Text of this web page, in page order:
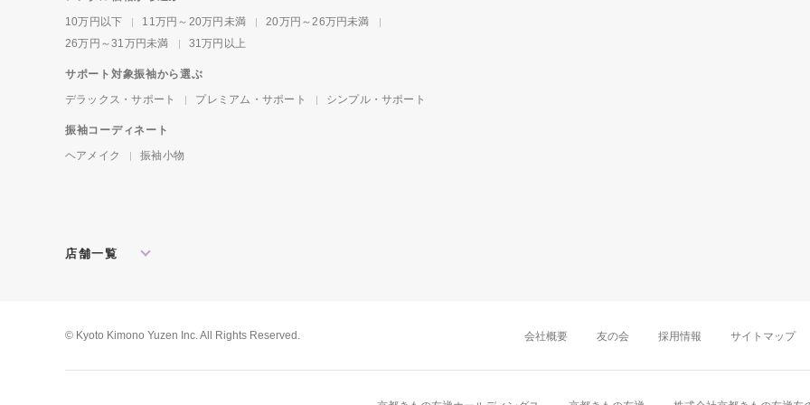
10万円以下
11万円～20万円未満
20万円～26万円未満
26万円～31万円未満
31万円以上
サポート対象振袖から選ぶ
デラックス・サポート
プレミアム・サポート シンプル・サポート
振袖コーディネート
ヘアメイク
振袖小物
店舗一覧
松戸店
東京本館 新宿店
八王子店
近畿
大阪難波店 京
岡山店 広島店
© Kyoto Kimono Yuzen Inc. All Rights Reserved. 会社概要 友の会 採用情報 サイトマップ